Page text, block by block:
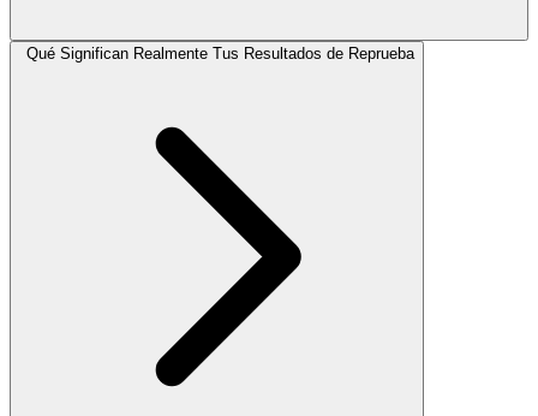
Qué Significan Realmente Tus Resultados de Reprueba